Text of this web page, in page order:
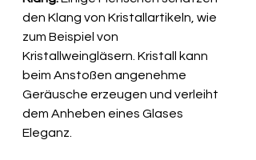
den Klang von Kristallartikeln, wie
zum Beispiel von
Kristallweingläsern. Kristall kann
beim Anstoßen angenehme
Geräusche erzeugen und verleiht
dem Anheben eines Glases
Eleganz.